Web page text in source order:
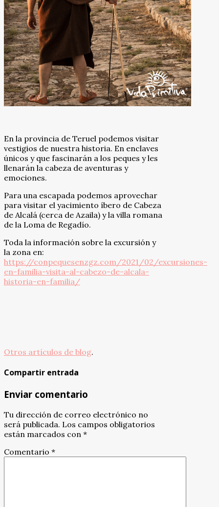
En la provincia de Teruel podemos visitar
vestigios de nuestra historia. En enclaves
únicos y que fascinarán a los peques y les
llenarán la cabeza de aventuras y
emociones.
Para una escapada podemos aprovechar
para visitar el yacimiento íbero de Cabeza
de Alcalá (cerca de Azaila) y la villa romana
de la Loma de Regadío.
Toda la información sobre la excursión y
la zona en:
https://conpequesenzgz.com/2021/02/excursiones-
en-familia-visita-al-cabezo-de-alcala-
historia-en-familia/
Otros artículos de blog.
Compartir entrada
Enviar comentario
Tu dirección de correo electrónico no
será publicada. Los campos obligatorios
están marcados con *
Comentario *